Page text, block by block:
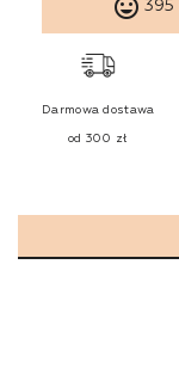
tag_faces 395
Darmowa dostawa
od 300 zł